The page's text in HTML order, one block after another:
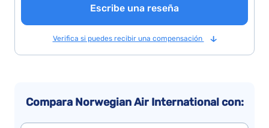
Escribe una reseña
Verifica si puedes recibir una compensación
Compara Norwegian Air International con: